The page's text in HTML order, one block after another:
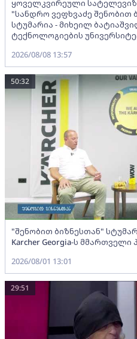
ყოველკვირეული
"სანდრო ვეფხვაძე შენობით
სტუმარია - მიხეილ
ტექნოლოგიების
2026/08/08 13:57
"შენობით ბიზნესთან"
Karcher Georgia-ს
50:32
2026/08/01 13:01
29:51